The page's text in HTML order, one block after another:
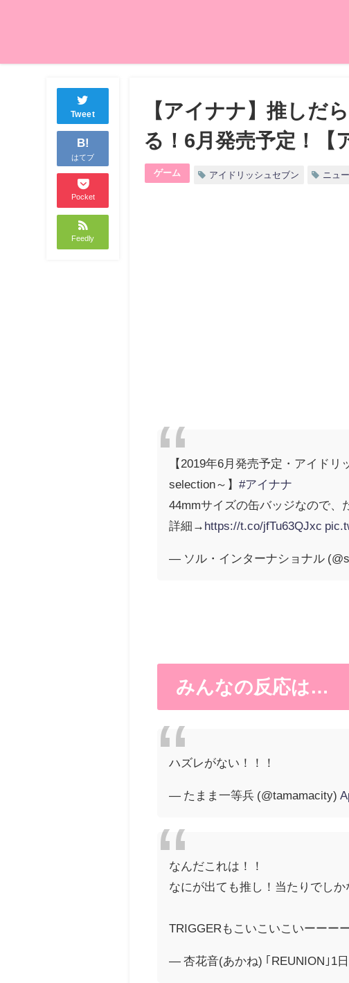
Tweet
B!
はてブ
Pocket
Feedly
【アイナナ】推しだ
る！6月発売予定！【
ゲーム アイドリッシュセブン ニュ
【2019年6月発売予定・アイド
selection～】#アイナナ
44mmサイズの缶バッジなので、
詳細→ https://t.co/jfTu63QJxc
— ソル・インターナショナル
みんなの反応は…
ハズレがない！！！
— たまま一等兵 (@tamamacity)
なんだこれは！！
なにが出ても推し！当たりでし
TRIGGERもこいこいこいーーー
— 杏花音(あかね) ｢REUNION｣1